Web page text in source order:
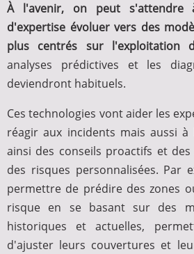
À l'avenir, on peut s'attendre
d'expertise évoluer vers des
plus centrés sur l'exploitation
analyses prédictives et les
deviendront habituels.
Ces technologies vont aider les
réagir aux incidents mais aussi
ainsi des conseils proactifs et
des risques personnalisées. Par
permettre de prédire des zones
risque en se basant sur des
historiques et actuelles,
d'ajuster leurs couvertures et